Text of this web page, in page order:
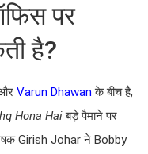
पर
है?
Varun Dhawan के बीच है,
Hona Haiबड़े पैमाने पर
Girish Johar ने Bobby